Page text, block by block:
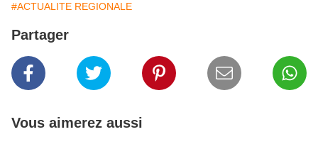
#ACTUALITE REGIONALE
Partager
Vous aimerez aussi